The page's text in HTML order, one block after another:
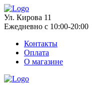
Ул. Кирова 11
Ежедневно с 10:00-20:00
Контакты
Оплата
О магазине